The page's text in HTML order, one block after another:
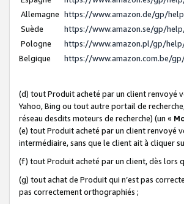
Allemagne https://www.amazon.de/gp/
Suède
https://www.amazon.se/gp/
Pologne
https://www.amazon.pl/gp/
Belgique
https://www.amazon.com.be/
(d) tout Produit acheté par un client renvoyé
Yahoo, Bing ou tout autre portail de
réseau desdits moteurs de recherche) (un «
(e) tout Produit acheté par un client renvoyé
intermédiaire, sans que le client ait à cliquer
(f) tout Produit acheté par un client, dès lors
(g) tout achat de Produit qui n’est pas
pas correctement orthographiés ;